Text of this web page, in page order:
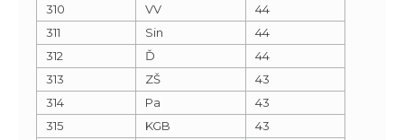
310
VV
44
311
Sin
44
312
Ď
44
313
ZŠ
43
314
Pa
43
315
KGB
43